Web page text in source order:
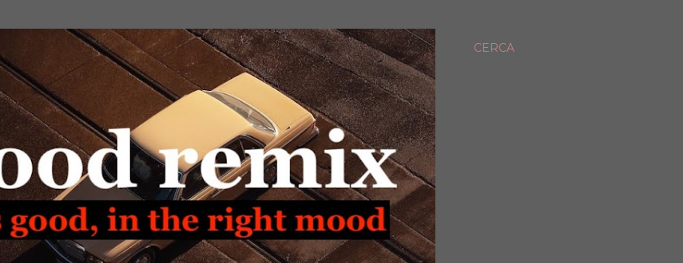
CERCA